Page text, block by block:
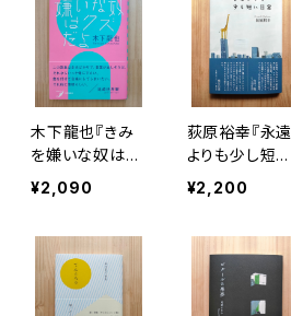
木下龍也『きみ
を嫌いな奴はク
ズだよ』
¥2,090
荻原裕幸『永遠
よりも少し短い
日常』
¥2,200